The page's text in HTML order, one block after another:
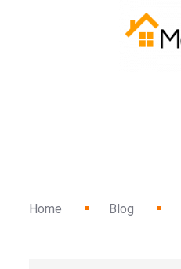
Home Blog